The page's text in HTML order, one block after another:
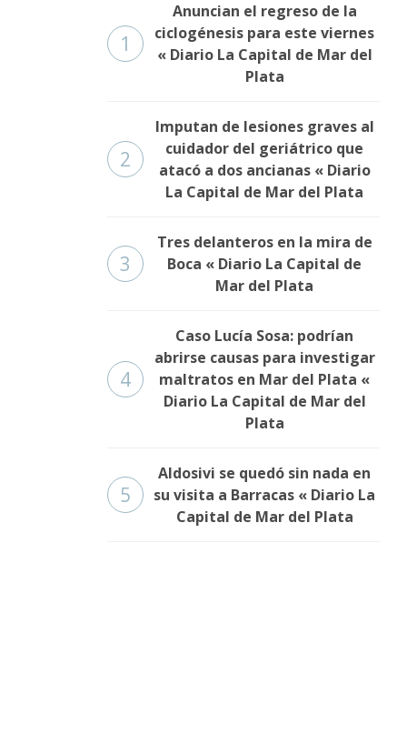
1
Anuncian el regreso de la
ciclogénesis para este viernes
« Diario La Capital de Mar del
Plata
2
Imputan de lesiones graves al
cuidador del geriátrico que
atacó a dos ancianas « Diario
La Capital de Mar del Plata
3
Tres delanteros en la mira de
Boca « Diario La Capital de
Mar del Plata
4
Caso Lucía Sosa: podrían
abrirse causas para investigar
maltratos en Mar del Plata «
Diario La Capital de Mar del
Plata
5
Aldosivi se quedó sin nada en
su visita a Barracas « Diario La
Capital de Mar del Plata